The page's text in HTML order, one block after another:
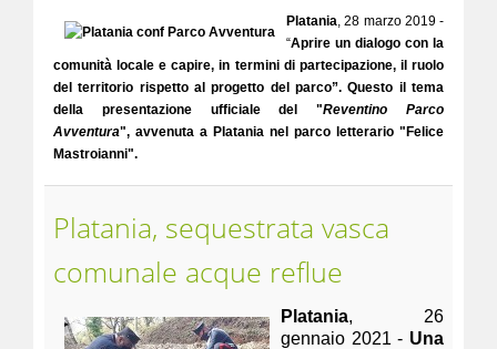
Platania, 28 marzo 2019 -
“Aprire un dialogo con la
comunità locale e capire, in termini di partecipazione, il ruolo
del territorio rispetto al progetto del parco”. Questo il tema
della presentazione ufficiale del "Reventino Parco
Avventura", avvenuta a Platania nel parco letterario "Felice
Mastroianni".
Platania, sequestrata vasca
comunale acque reflue
Platania, 26
gennaio 2021 - Una